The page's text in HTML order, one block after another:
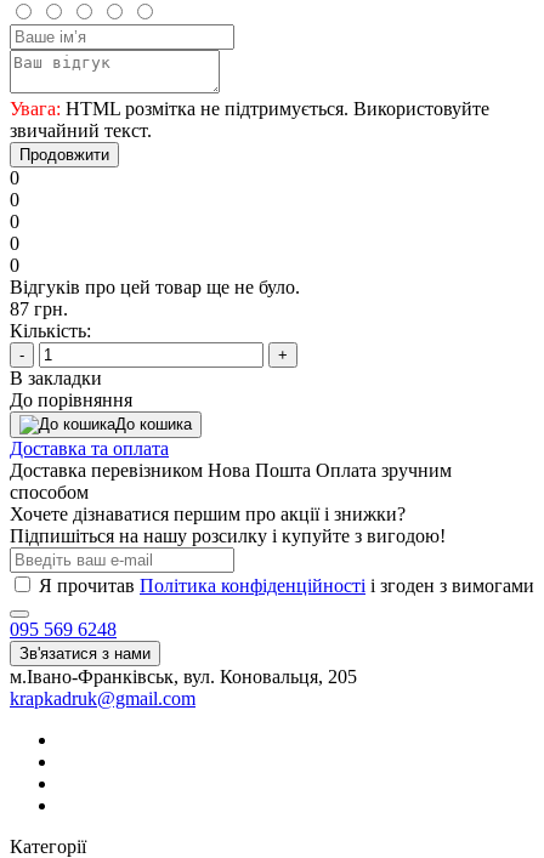
Увага: HTML розмітка не підтримується. Використовуйте
звичайний текст.
Продовжити
0
0
0
0
0
Відгуків про цей товар ще не було.
87 грн.
Кількість:
- +
В закладки
До порівняння
До кошика
Доставка та оплата
Доставка перевізником Нова Пошта Оплата зручним
способом
Хочете дізнаватися першим про акції і знижки?
Підпишіться на нашу розсилку і купуйте з вигодою!
Я прочитав Політика конфіденційності і згоден з вимогами
095 569 6248
Зв'язатися з нами
м.Івано-Франківськ, вул. Коновальця, 205
krapkadruk@gmail.com
Категорії